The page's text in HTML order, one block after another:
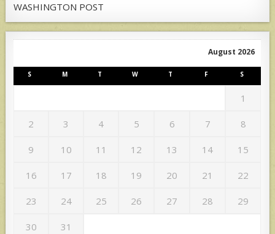
WASHINGTON POST
August 2026
S M T W T F S
1
2 3 4 5 6 7 8
9 10 11 12 13 14 15
16 17 18 19 20 21 22
23 24 25 26 27 28 29
30 31